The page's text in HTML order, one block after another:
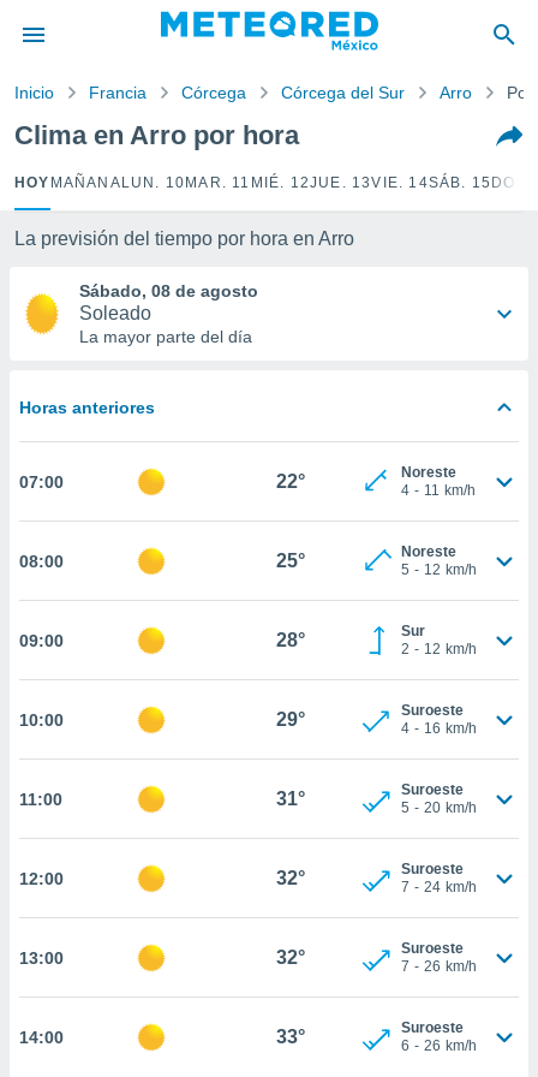
ha sido
la
que se
calidad.
la
ya sean
nuestros
como
CONFIGURACIÓN
Inicio Francia Córcega Córcega del Sur Arro Por
Clima en Arro por hora
HOY MAÑANA LUN. 10 MAR. 11 MIÉ. 12JUE. 13VIE. 14SÁB. 15
La previsión del tiempo por hora en Arro
Sábado, 08 de agosto
Soleado
La mayor parte del día
Horas anteriores
07:00 22°
Noreste
4 - 11 km/h
08:00 25°
Noreste
5 - 12 km/h
09:00 28°
Sur
2 - 12 km/h
10:00 29°
Suroeste
4 - 16 km/h
11:00 31°
Suroeste
5 - 20 km/h
12:00 32°
Suroeste
7 - 24 km/h
13:00 32°
Suroeste
7 - 26 km/h
14:00 33°
Suroeste
6 - 26 km/h